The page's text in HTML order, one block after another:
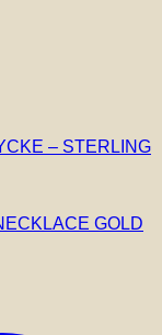
– STERLING